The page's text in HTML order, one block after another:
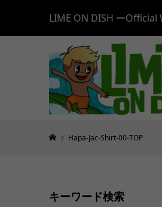
LIME ON DISH ーOfficial
Hapa-Jac-Shirt-00-TOP
キーワード検索